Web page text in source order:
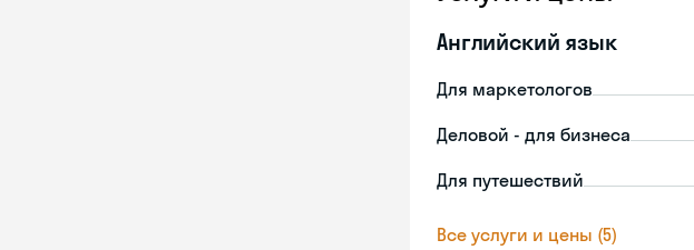
Английский язык
Для маркетологов
Деловой - для бизнеса
Для путешествий
Все услуги и цены (5)